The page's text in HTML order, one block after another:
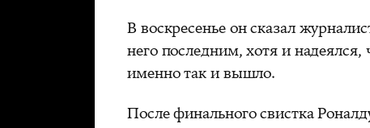
В воскресенье он сказал
него последним, хотя и
именно так и вышло.
После финального свистка